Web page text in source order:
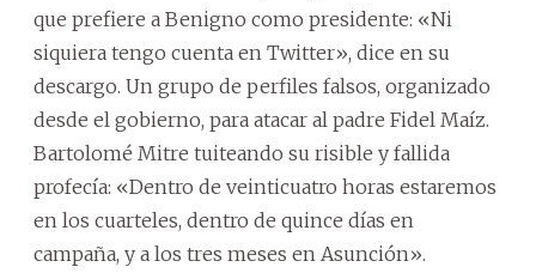
que prefiere a Benigno como presidente: «Ni
siquiera tengo cuenta en Twitter», dice en su
descargo. Un grupo de perfiles falsos, organizado
desde el gobierno, para atacar al padre Fidel Maíz.
Bartolomé Mitre tuiteando su risible y fallida
profecía: «Dentro de veinticuatro horas estaremos
en los cuarteles, dentro de quince días en
campaña, y a los tres meses en Asunción».